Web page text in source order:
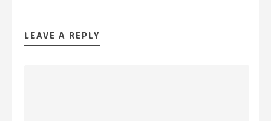
LEAVE A REPLY